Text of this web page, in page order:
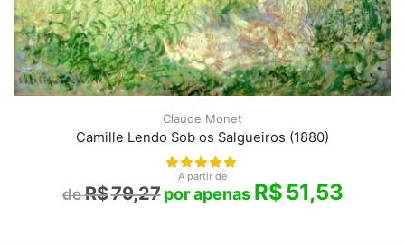
Claude Monet
Camille Lendo Sob os Salgueiros (1880)
A partir de
R$79,27 R$51,53